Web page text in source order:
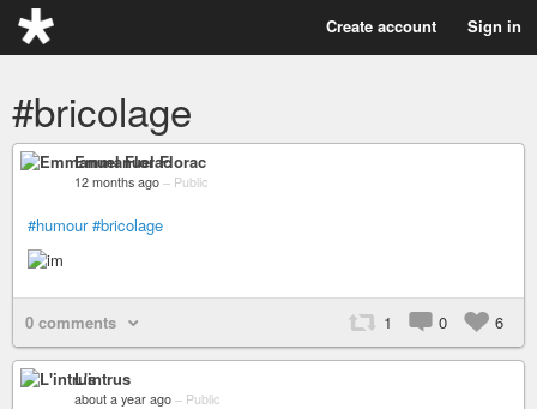
Create account Sign in
#bricolage
Emmanuel Florac
12 months ago – Public
#humour #bricolage
0 comments 1 0 6
L'intrus
about a year ago – Public